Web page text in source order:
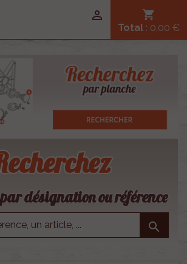
shopping_cart
Total : 0,00 €

désignation ou référence
